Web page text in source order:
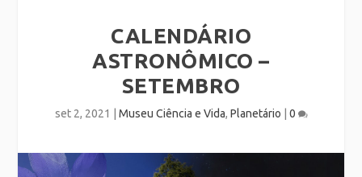
CALENDÁRIO
ASTRONÔMICO –
SETEMBRO
set 2, 2021 Museu Ciência e Vida, Planetário 0